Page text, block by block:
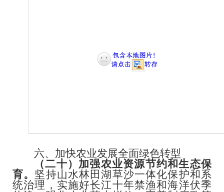
六、加快农业发展全面绿色转型
（二十）加强农业资源节约和生态保
育。 坚持山水林田湖草沙一体化保护和系
统治理，实施好长江十年禁渔和海洋伏季